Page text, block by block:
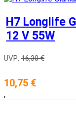
H7 Longlife
12 V 55W
UVP: 16,30 €
10,75 €
,